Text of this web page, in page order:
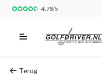
4.78/5
Terug